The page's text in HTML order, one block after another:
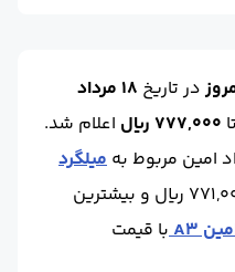
در تاریخ
18 مرداد
تا 777,000 ریال
اعلام شد.
امین مربوط به میلگرد
، با قیمت 771,000 ریال و بیشترین
با قیمت